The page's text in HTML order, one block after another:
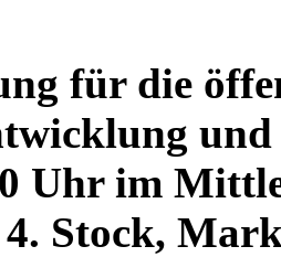
für die
und
Uhr im
4. Stock,